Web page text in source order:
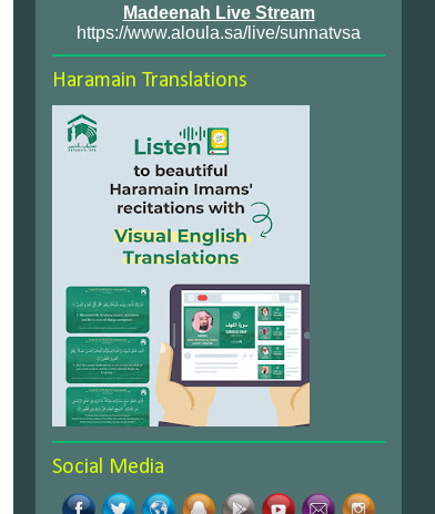
Madeenah Live Stream
https://www.aloula.sa/live/sunnatvsa
Haramain Translations
Social Media